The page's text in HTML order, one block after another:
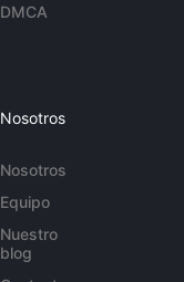
DMCA
Nosotros
Nosotros
Equipo
Nuestro
blog